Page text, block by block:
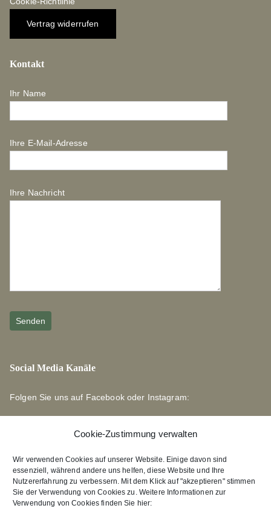
Cookie-Zustimmung verwalten
Wir verwenden Cookies auf unserer Website. Einige davon sind
essenziell, während andere uns helfen, diese Website und Ihre
Nutzererfahrung zu verbessern. Mit dem Klick auf "akzeptieren" stimmen
Sie der Verwendung von Cookies zu. Weitere Informationen zur
Verwendung von Cookies finden Sie hier:
Vertrag widerrufen
Kontakt
Ihr Name
Ihre E-Mail-Adresse
Ihre Nachricht
Social Media Kanäle
Folgen Sie uns auf Facebook oder Instagram:
Links zu unseren Partnerverlagen
Edition Bärenklau